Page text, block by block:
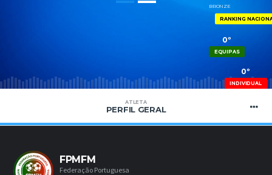
BRONZE
RANKING
0º
EQUIPAS
0º
INDIVIDUAL
ATLETA
PERFIL GERAL
FPMFM
Federação Portuguesa